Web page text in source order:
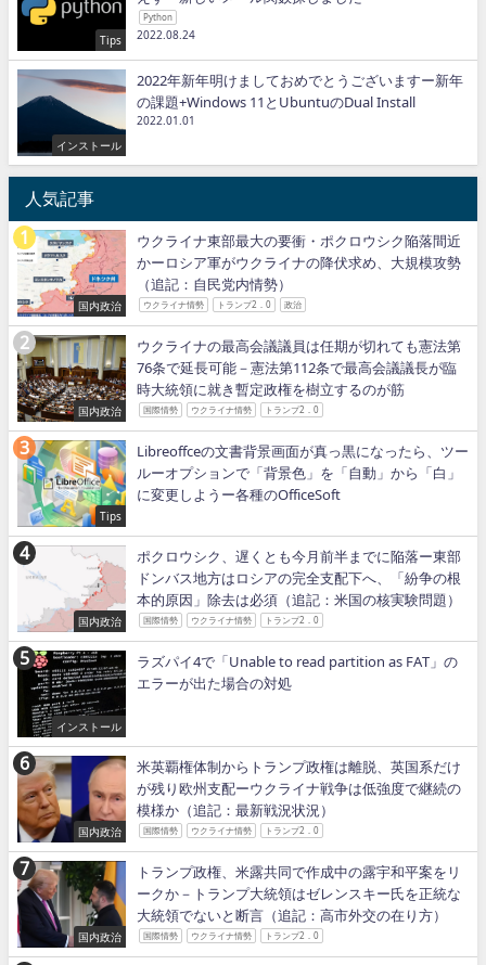
Tips
Python
2022.08.24
インストール
2022年新年明けましておめでとうございますー新年
の課題+Windows 11とUbuntuのDual Install
2022.01.01
人気記事
国内政治
ウクライナ東部最大の要衝・ポクロウシク陥落間近
かーロシア軍がウクライナの降伏求め、大規模攻勢
（追記：自民党内情勢）
ウクライナ情勢 トランプ2．0 政治
国内政治
ウクライナの最高会議議員は任期が切れても憲法第
76条で延長可能－憲法第112条で最高会議議長が臨
時大統領に就き暫定政権を樹立するのが筋
国際情勢 ウクライナ情勢 トランプ2．0
Tips
Libreoffceの文書背景画面が真っ黒になったら、ツー
ルーオプションで「背景色」を「自動」から「白」
に変更しようー各種のOfficeSoft
国内政治
ポクロウシク、遅くとも今月前半までに陥落ー東部
ドンバス地方はロシアの完全支配下へ、「紛争の根
本的原因」除去は必須（追記：米国の核実験問題）
国際情勢 ウクライナ情勢 トランプ2．0
インストール
ラズパイ4で「Unable to read partition as FAT」の
エラーが出た場合の対処
国内政治
米英覇権体制からトランプ政権は離脱、英国系だけ
が残り欧州支配ーウクライナ戦争は低強度で継続の
模様か（追記：最新戦況状況）
国際情勢 ウクライナ情勢 トランプ2．0
国内政治
トランプ政権、米露共同で作成中の露宇和平案をリ
ークか－トランプ大統領はゼレンスキー氏を正統な
大統領でないと断言（追記：高市外交の在り方）
国際情勢 ウクライナ情勢 トランプ2．0